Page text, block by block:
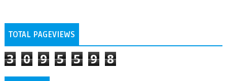
TOTAL PAGEVIEWS
3 0 9 5 5 9 8